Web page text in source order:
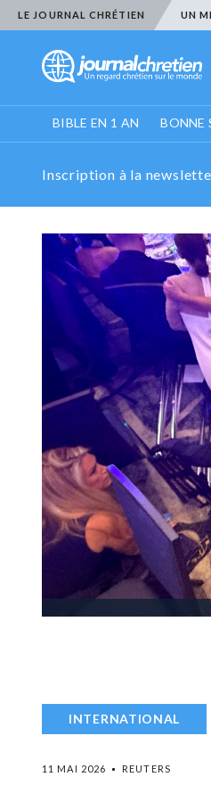
LE JOURNAL CHRÉTIEN UN
BIBLE EN 1 AN BONNE
Inscription à la
INTERNATIONAL
11 MAI 2026 REUTERS